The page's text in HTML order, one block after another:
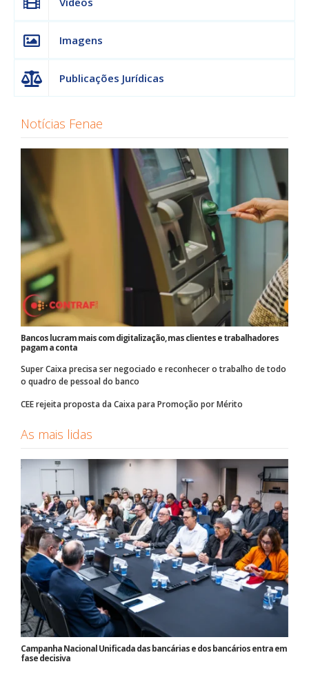
Imagens
Publicações Jurídicas
Notícias Fenae
Bancos lucram mais com digitalização, mas clientes e trabalhadores
pagam a conta
Super Caixa precisa ser negociado e reconhecer o trabalho de todo
o quadro de pessoal do banco
CEE rejeita proposta da Caixa para Promoção por Mérito
As mais lidas
Campanha Nacional Unificada das bancárias e dos bancários entra em
fase decisiva